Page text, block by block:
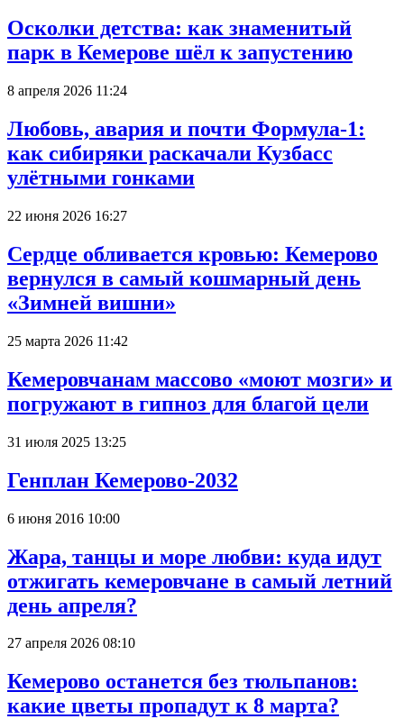
Осколки детства: как знаменитый
парк в Кемерове шёл к запустению
8 апреля 2026 11:24
Любовь, авария и почти Формула-1:
как сибиряки раскачали Кузбасс
улётными гонками
22 июня 2026 16:27
Сердце обливается кровью: Кемерово
вернулся в самый кошмарный день
«Зимней вишни»
25 марта 2026 11:42
Кемеровчанам массово «моют мозги» и
погружают в гипноз для благой цели
31 июля 2025 13:25
Генплан Кемерово-2032
6 июня 2016 10:00
Жара, танцы и море любви: куда идут
отжигать кемеровчане в самый летний
день апреля?
27 апреля 2026 08:10
Кемерово останется без тюльпанов:
какие цветы пропадут к 8 марта?